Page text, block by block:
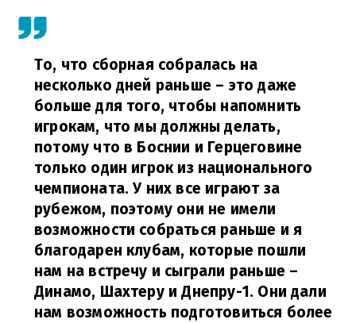
То, что сборная собралась на
несколько дней раньше – это даже
больше для того, чтобы напомнить
игрокам, что мы должны делать,
потому что в Боснии и Герцеговине
только один игрок из национального
чемпионата. У них все играют за
рубежом, поэтому они не имели
возможности собраться раньше и я
благодарен клубам, которые пошли
нам на встречу и сыграли раньше –
Динамо, Шахтеру и Днепру-1. Они дали
нам возможность подготовиться более